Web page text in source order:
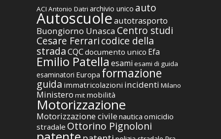
ACI Antonio Datri archivio unico auto
Autoscuoleautotrasporto
Buongiorno Unasca Centro studi
Cesare Ferraricodice della
stradaCQCdocumento unico Efa
Emilio Patella esami esami di guida
esaminatori Europa formazione
guida immatricolazioni incidenti Milano
Ministero mit mobilità
Motorizzazione
Motorizzazione civile nautica omicidio
stradale Ottorino Pignoloni